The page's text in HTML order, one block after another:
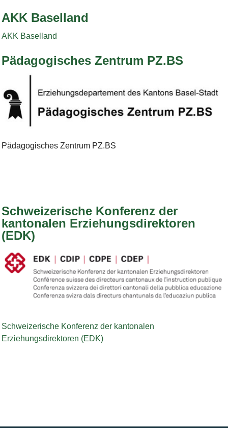
AKK Baselland
AKK Baselland
Pädagogisches Zentrum PZ.BS
Pädagogisches Zentrum PZ.BS
Schweizerische Konferenz der
kantonalen Erziehungsdirektoren
(EDK)
Schweizerische Konferenz der kantonalen
Erziehungsdirektoren (EDK)